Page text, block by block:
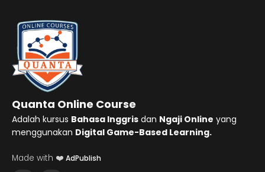
Quanta Online Course
Adalah kursus Bahasa Inggris dan Ngaji Online yang
menggunakan Digital Game-Based Learning.
Made with ❤️ AdPublish